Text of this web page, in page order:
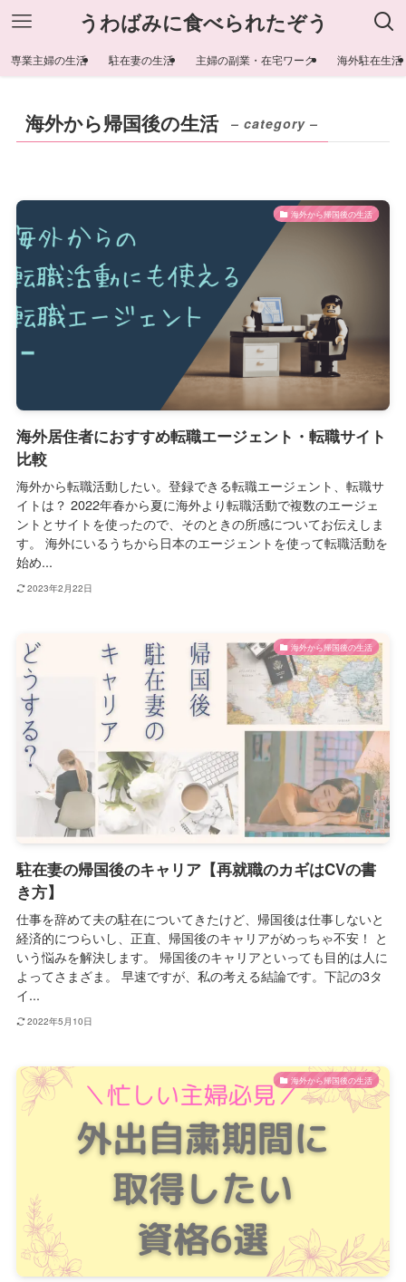
うわばみに食べられたぞう
専業主婦の生活 駐在妻の生活 主婦の副業・在宅ワーク 海外駐在生活
海外から帰国後の生活 – category –
海外から帰国後の生活
海外居住者におすすめ転職エージェント・転職サイト
比較
海外から転職活動したい。登録できる転職エージェント、転職サ
イトは？ 2022年春から夏に海外より転職活動で複数のエージェ
ントとサイトを使ったので、そのときの所感についてお伝えしま
す。 海外にいるうちから日本のエージェントを使って転職活動を
始め...
2023年2月22日
海外から帰国後の生活
駐在妻の帰国後のキャリア【再就職のカギはCVの書
き方】
仕事を辞めて夫の駐在についてきたけど、帰国後は仕事しないと
経済的につらいし、正直、帰国後のキャリアがめっちゃ不安！ と
いう悩みを解決します。 帰国後のキャリアといっても目的は人に
よってさまざま。 早速ですが、私の考える結論です。下記の3タ
イ...
2022年5月10日
海外から帰国後の生活